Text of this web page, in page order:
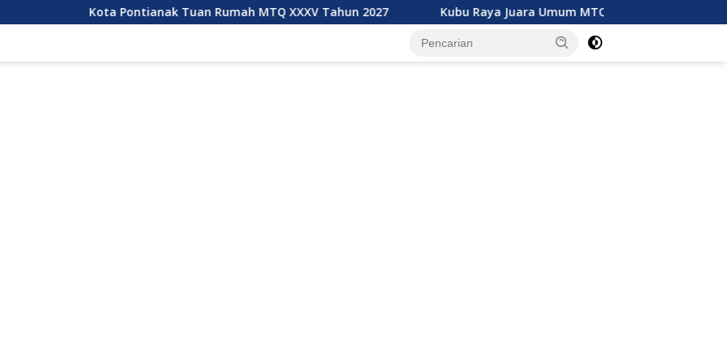
Pontianak Tuan Rumah MTQ XXXV Tahun 2027 Kubu Raya Juara Umum MTQ XXXIV Kalbar, Geser Mempawah